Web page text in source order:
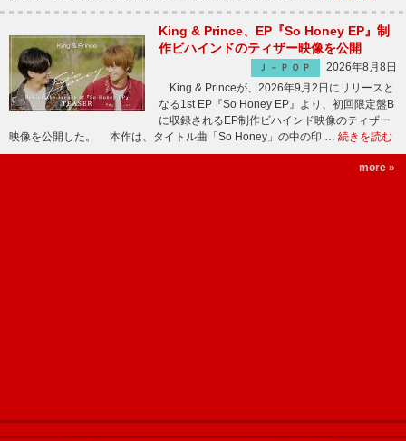
King & Prince、EP『So Honey EP』制
作ビハインドのティザー映像を公開
Ｊ－ＰＯＰ
2026年8月8日
King & Princeが、2026年9月2日にリリースと
なる1st EP『So Honey EP』より、初回限定盤B
に収録されるEP制作ビハインド映像のティザー
映像を公開した。 本作は、タイトル曲「So Honey」の中の印 … 続きを読む
more »